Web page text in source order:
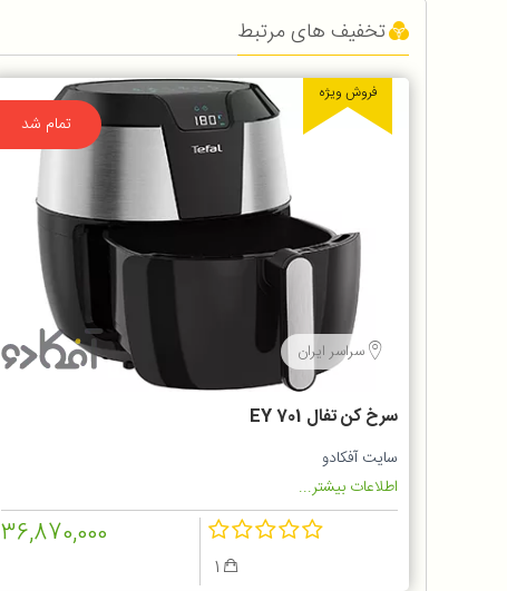
تخفیف های مرتبط
تمام شد
فروش ویژه
سراسر ایران
سرخ كن تفال EY 701
سایت آفکادو
اطلاعات بیشتر...
36,870,000